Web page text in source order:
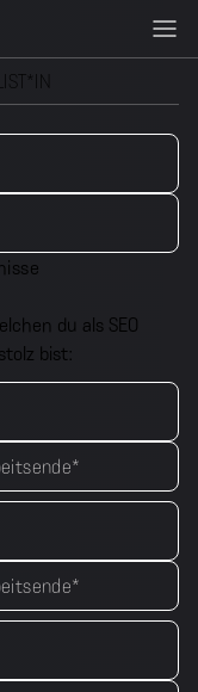
du als SEO
bist:
*
*